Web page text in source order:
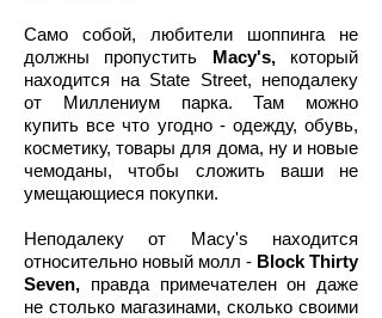
Само собой, любители шоппинга не
должны пропустить Macy's, который
находится на State Street, неподалеку
от Миллениум парка. Там можно
купить все что угодно - одежду, обувь,
косметику, товары для дома, ну и новые
чемоданы, чтобы сложить ваши не
умещающиеся покупки.
Неподалеку от Macy's находится
относительно новый молл - Block Thirty
Seven, правда примечателен он даже
не столько магазинами, сколько своими